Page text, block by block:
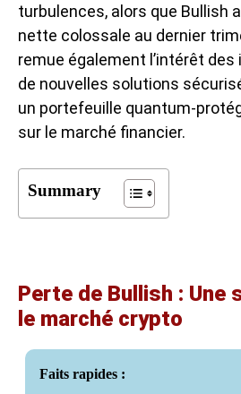
turbulences, alors que Bullish
nette colossale au dernier
remue également l’intérêt
de nouvelles solutions
un portefeuille quantum-
sur le marché financier.
Summary
Perte de Bullish : Une
le marché crypto
Faits rapides :